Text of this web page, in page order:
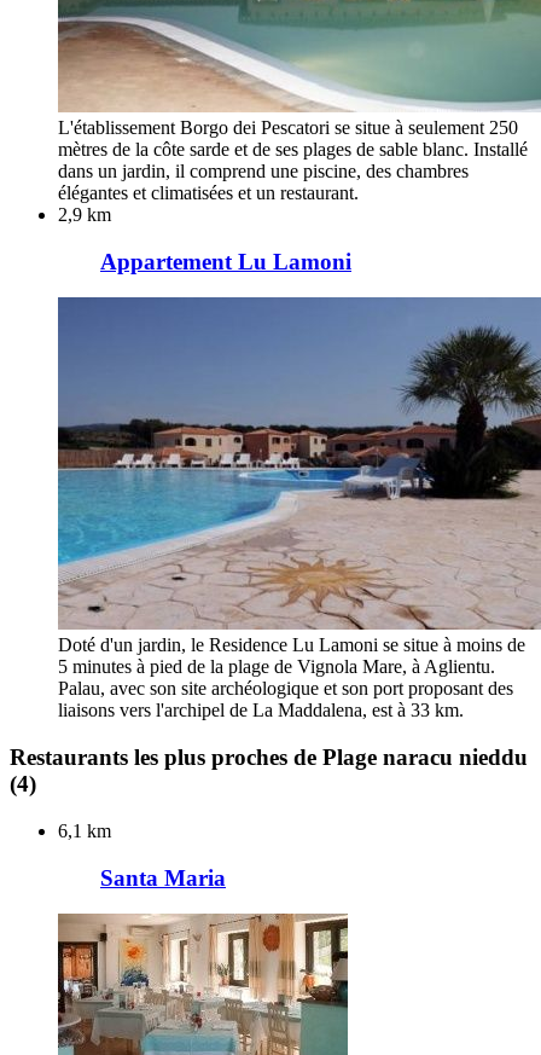
L'établissement Borgo dei Pescatori se situe à seulement 250
mètres de la côte sarde et de ses plages de sable blanc. Installé
dans un jardin, il comprend une piscine, des chambres
élégantes et climatisées et un restaurant.
2,9 km
Appartement Lu Lamoni
Doté d'un jardin, le Residence Lu Lamoni se situe à moins de
5 minutes à pied de la plage de Vignola Mare, à Aglientu.
Palau, avec son site archéologique et son port proposant des
liaisons vers l'archipel de La Maddalena, est à 33 km.
Restaurants les plus proches de Plage naracu nieddu
(4)
6,1 km
Santa Maria